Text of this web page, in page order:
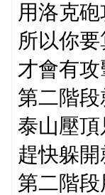
用洛克
所以你
才會有攻
第二階
泰山壓
趕快躲
第二階